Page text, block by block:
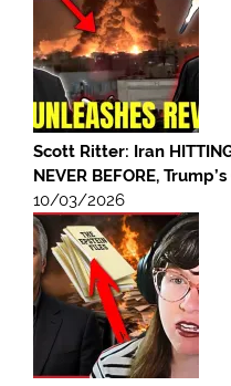
Scott Ritter: Iran
NEVER BEFORE,
10/03/2026